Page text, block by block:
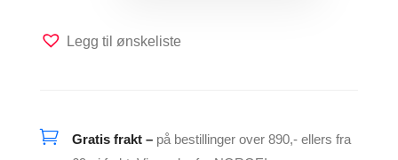
Legg til ønskeliste
 Gratis frakt – på bestillinger over 890,- ellers fra